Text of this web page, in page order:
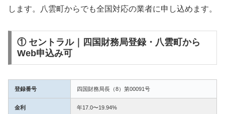
します。八雲町からでも全国対応の業者に申し込めます。
① セントラル｜四国財務局登録・八雲町から
Web申込み可
登録番号 四国財務局長（8）第00091号
金利 年17.0〜19.94%